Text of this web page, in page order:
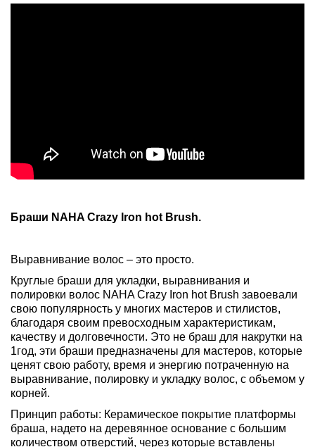
Браши NAHA Crazy Iron hot Brush.
Выравнивание волос – это просто.
Круглые браши для укладки, выравнивания и
полировки волос NAHA Crazy Iron hot Brush завоевали
свою популярность у многих мастеров и стилистов,
благодаря своим превосходным характеристикам,
качеству и долговечности. Это не браш для накрутки на
1год, эти браши предназначены для мастеров, которые
ценят свою работу, время и энергию потраченную на
выравнивание, полировку и укладку волос, с объемом у
корней.
Принцип работы: Керамическое покрытие платформы
браша, надето на деревянное основание с большим
количеством отверстий, через которые вставлены